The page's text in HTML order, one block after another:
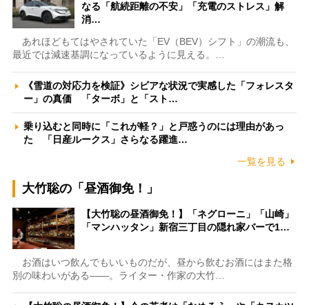
なる「航続距離の不安」「充電のストレス」解
消…
あれほどもてはやされていた「EV（BEV）シフト」の潮流も、
最近では減速基調になっているように見える。…
《雪道の対応力を検証》シビアな状況で実感した「フォレスタ
ー」の真価 「ターボ」と「スト…
乗り込むと同時に「これが軽？」と戸惑うのには理由があっ
た 「日産ルークス」さらなる躍進…
一覧を見る
大竹聡の「昼酒御免！」
【大竹聡の昼酒御免！】「ネグローニ」「山崎」
「マンハッタン」新宿三丁目の隠れ家バーで1…
お酒はいつ飲んでもいいものだが、昼から飲むお酒にはまた格
別の味わいがある――。ライター・作家の大竹…